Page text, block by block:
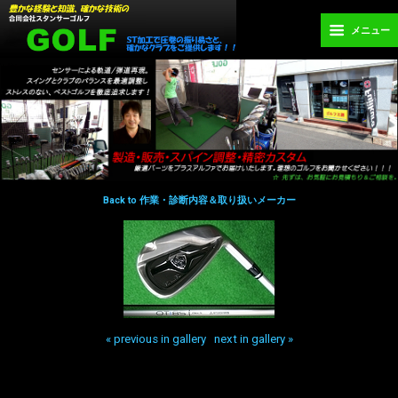
メニュー
Back to 作業・診断内容＆取り扱いメーカー
« previous in gallery next in gallery »